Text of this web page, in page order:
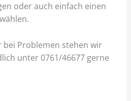
oder auch einfach einen
bei Problemen stehen wir
unter 0761/46677 gerne